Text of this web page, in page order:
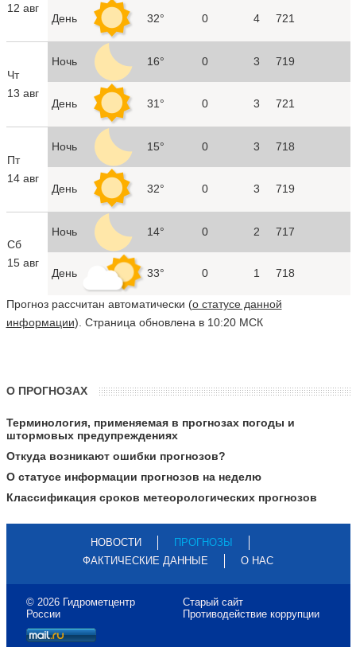
12 авг
День 32° 0 4 721
Чт
13 авг
Ночь 16° 0 3 719
День 31° 0 3 721
Пт
14 авг
Ночь 15° 0 3 718
День 32° 0 3 719
Сб
15 авг
Ночь 14° 0 2 717
День 33° 0 1 718
Прогноз рассчитан автоматически (о статусе данной
информации). Страница обновлена в 10:20 МСК
О ПРОГНОЗАХ
Терминология, применяемая в прогнозах погоды и
штормовых предупреждениях
Откуда возникают ошибки прогнозов?
О статусе информации прогнозов на неделю
Классификация сроков метеорологических прогнозов
НОВОСТИ
ПРОГНОЗЫ
ФАКТИЧЕСКИЕ ДАННЫЕ
О НАС
© 2026 Гидрометцентр
России
Старый сайт
Противодействие коррупции